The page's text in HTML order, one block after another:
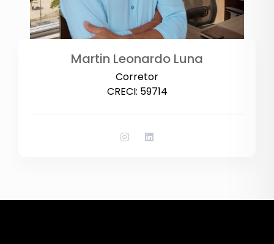
Martin Leonardo Luna
Corretor
CRECI: 59714